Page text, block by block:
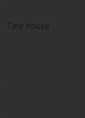
Tiny house